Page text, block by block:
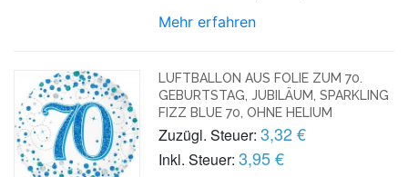
Mehr erfahren
LUFTBALLON AUS FOLIE ZUM 70.
GEBURTSTAG, JUBILÄUM, SPARKLING
FIZZ BLUE 70, OHNE HELIUM
Zuzügl. Steuer: 3,32 €
Inkl. Steuer: 3,95 €